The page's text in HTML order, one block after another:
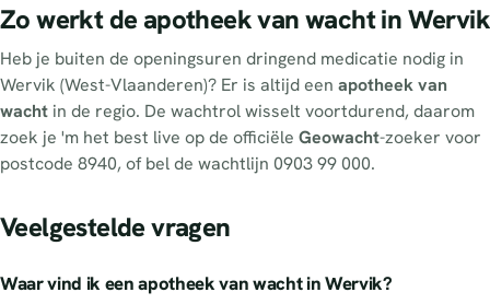
Zo werkt de apotheek van wacht in Wervik
Heb je buiten de openingsuren dringend medicatie nodig in
Wervik (West-Vlaanderen)? Er is altijd een apotheek van
wacht in de regio. De wachtrol wisselt voortdurend, daarom
zoek je 'm het best live op de officiële Geowacht-zoeker voor
postcode 8940, of bel de wachtlijn 0903 99 000.
Veelgestelde vragen
Waar vind ik een apotheek van wacht in Wervik?